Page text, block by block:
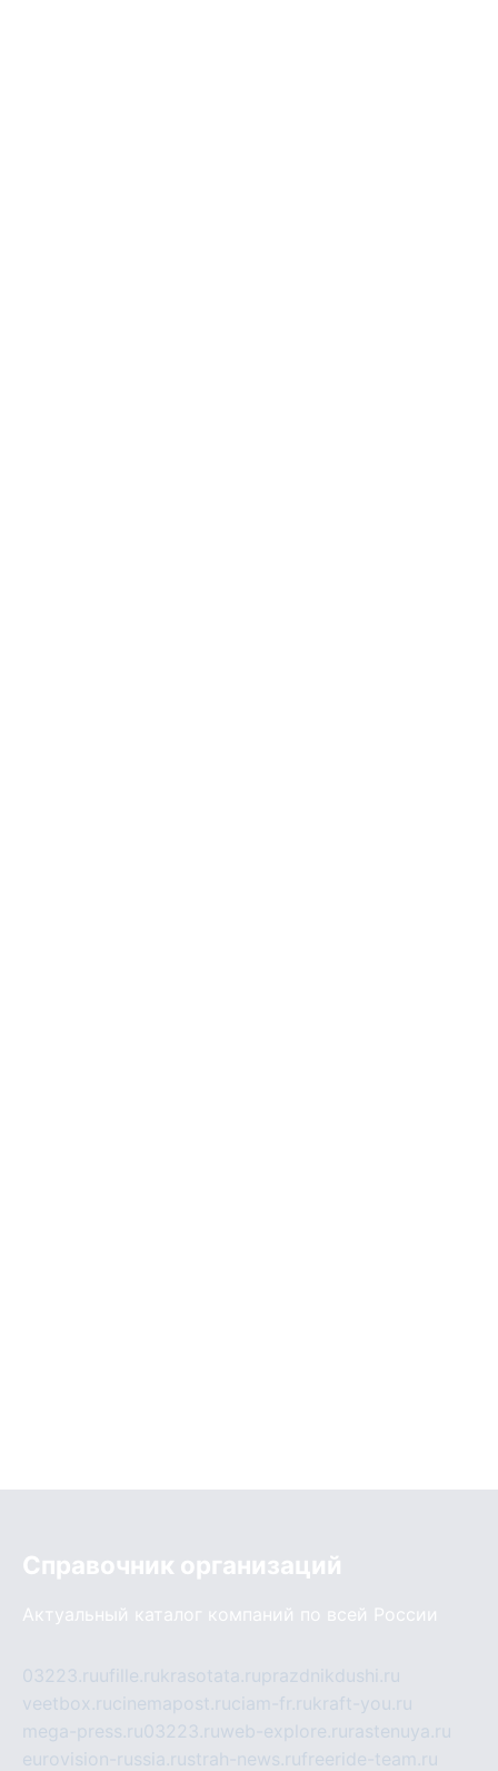
Справочник организаций
Актуальный каталог компаний по всей России
03223.ruufille.rukrasotata.ruprazdnikdushi.ru
veetbox.rucinemapost.ruciam-fr.rukraft-you.ru
mega-press.ru03223.ruweb-explore.ru rastenuya.ru
eurovision-russia.rustrah-news.rufreeride-team.ru